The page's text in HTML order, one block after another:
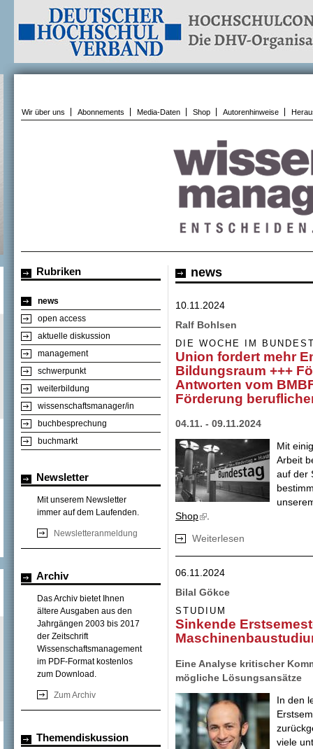
Wir über uns Abonnements Media-Daten Shop Autorenhinweise
Rubriken
news
open access
aktuelle diskussion
management
schwerpunkt
weiterbildung
wissenschaftsmanager/in
buchbesprechung
buchmarkt
Newsletter
Mit unserem Newsletter
immer auf dem Laufenden.
Newsletteranmeldung
Archiv
Das Archiv bietet Ihnen
ältere Ausgaben aus den
Jahrgängen 2003 bis 2017
der Zeitschrift
Wissenschaftsmanagement
im PDF-Format kostenlos
zum Download.
Zum Archiv
Themendiskussion
news
10.11.2024
Ralf Bohlsen
DIE WOCHE IM
Union fordert mehr
Bildungsraum +++
Antworten vom
Förderung
04.11. - 09.11.2024
Mit
Arbeit
auf der
Shop
Weiterlesen
06.11.2024
Bilal Gökce
STUDIUM
Sinkende
Eine Analyse kritischer
mögliche Lösungsansätze
In den
viele